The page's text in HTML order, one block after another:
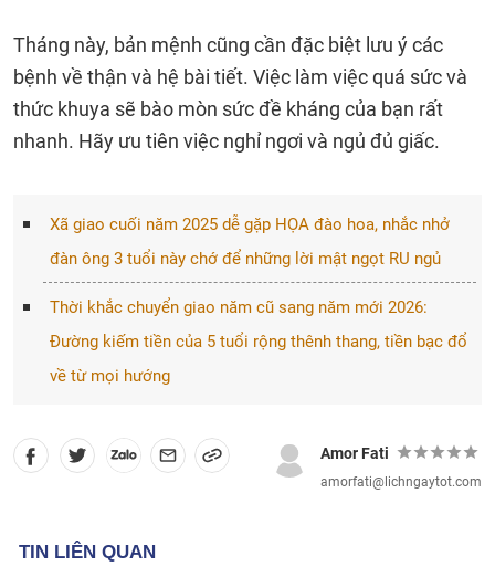
Tháng này, bản mệnh cũng cần đặc biệt lưu ý các
bệnh về thận và hệ bài tiết. Việc làm việc quá sức và
thức khuya sẽ bào mòn sức đề kháng của bạn rất
nhanh. Hãy ưu tiên việc nghỉ ngơi và ngủ đủ giấc.
Xã giao cuối năm 2025 dễ gặp HỌA đào hoa, nhắc nhở
đàn ông 3 tuổi này chớ để những lời mật ngọt RU ngủ
Thời khắc chuyển giao năm cũ sang năm mới 2026:
Đường kiếm tiền của 5 tuổi rộng thênh thang, tiền bạc đổ
về từ mọi hướng
Amor Fati
amorfati@lichngaytot.com